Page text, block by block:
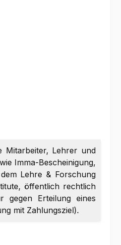
Mitarbeiter, Lehrer und
Imma-Bescheinigung,
Lehre & Forschung
öffentlich rechtlich
gegen Erteilung eines
mit Zahlungsziel).